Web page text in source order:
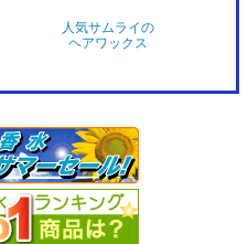
人気サムライの
ヘアワックス